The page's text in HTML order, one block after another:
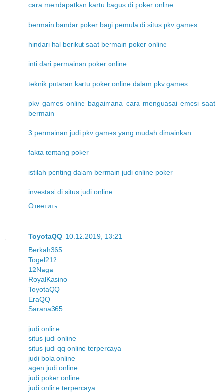
cara mendapatkan kartu bagus di poker online
bermain bandar poker bagi pemula di situs pkv games
hindari hal berikut saat bermain poker online
inti dari permainan poker online
teknik putaran kartu poker online dalam pkv games
pkv games online bagaimana cara menguasai emosi saat
bermain
3 permainan judi pkv games yang mudah dimainkan
fakta tentang poker
istilah penting dalam bermain judi online poker
investasi di situs judi online
Ответить
ToyotaQQ 10.12.2019, 13:21
Berkah365
Togel212
12Naga
RoyalKasino
ToyotaQQ
EraQQ
Sarana365
judi online
situs judi online
situs judi qq online terpercaya
judi bola online
agen judi online
judi poker online
judi online terpercaya